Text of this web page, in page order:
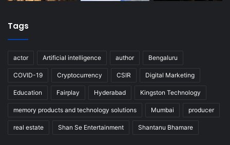
Tags
actor Artificial intelligence author Bengaluru
COVID-19 Cryptocurrency CSIR Digital Marketing
Education Fairplay Hyderabad Kingston Technology
memory products and technology solutions Mumbai producer
real estate Shan Se Entertainment Shantanu Bhamare